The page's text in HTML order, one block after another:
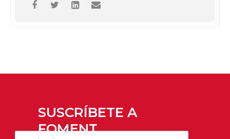
SUSCRÍBETE A
FOMENT